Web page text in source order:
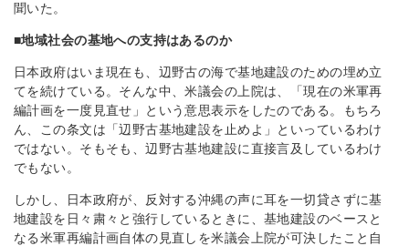
聞いた。
■地域社会の基地への支持はあるのか
日本政府はいま現在も、辺野古の海で基地建設のための埋め立
てを続けている。そんな中、米議会の上院は、「現在の米軍再
編計画を一度見直せ」という意思表示をしたのである。もちろ
ん、この条文は「辺野古基地建設を止めよ」といっているわけ
ではない。そもそも、辺野古基地建設に直接言及しているわけ
でもない。
しかし、日本政府が、反対する沖縄の声に耳を一切貸さずに基
地建設を日々粛々と強行しているときに、基地建設のベースと
なる米軍再編計画自体の見直しを米議会上院が可決したこと自